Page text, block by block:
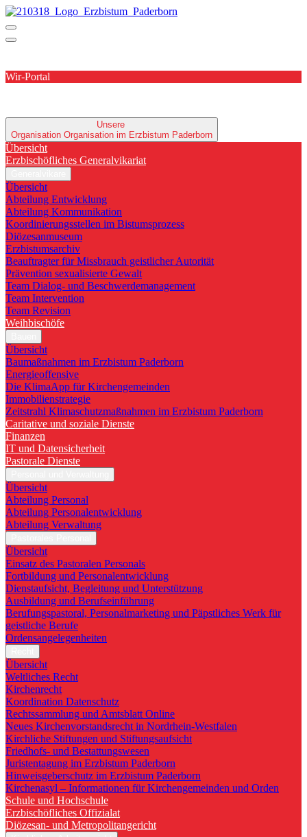
Wir-Portal
Unsere
Organisation Organisation im Erzbistum Paderborn
Übersicht
Erzbischöfliches Generalvikariat
Übersicht
Abteilung Entwicklung
Abteilung Kommunikation
Koordinierungsstellen im Bistumsprozess
Diözesanmuseum
Erzbistumsarchiv
Beauftragter für Missbrauch geistlicher Autorität
Prävention sexualisierte Gewalt
Team Dialog- und Beschwerdemanagement
Team Intervention
Team Revision
Weihbischöfe
Übersicht
Baumaßnahmen im Erzbistum Paderborn
Energieoffensive
Die KlimaApp für Kirchengemeinden
Immobilienstrategie
Zeitstrahl Klimaschutzmaßnahmen im Erzbistum Paderborn
Caritative und soziale Dienste
Finanzen
IT und Datensicherheit
Pastorale Dienste
Übersicht
Abteilung Personal
Abteilung Personalentwicklung
Abteilung Verwaltung
Übersicht
Einsatz des Pastoralen Personals
Fortbildung und Personalentwicklung
Dienstaufsicht, Begleitung und Unterstützung
Ausbildung und Berufseinführung
Berufungspastoral, Personalmarketing und Päpstliches Werk für
geistliche Berufe
Ordensangelegenheiten
Übersicht
Weltliches Recht
Kirchenrecht
Koordination Datenschutz
Rechtssammlung und Amtsblatt Online
Neues Kirchenvorstandsrecht in Nordrhein-Westfalen
Kirchliche Stiftungen und Stiftungsaufsicht
Friedhofs- und Bestattungswesen
Juristentagung im Erzbistum Paderborn
Hinweisgeberschutz im Erzbistum Paderborn
Kirchenasyl – Informationen für Kirchengemeinden und Orden
Schule und Hochschule
Erzbischöfliches Offizialat
Diözesan- und Metropolitangericht